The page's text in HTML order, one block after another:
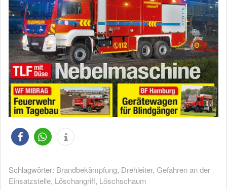
Schlagwörter: Brandbekämpfung, Drehleiter, Gefahren an der
Einsatzstelle, Löschangriff, Löschschaum